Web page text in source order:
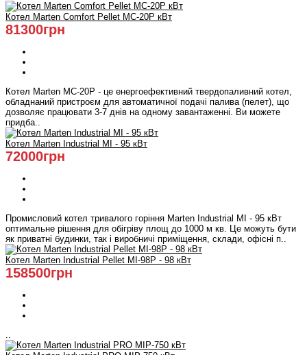
Котел Marten Comfort Pellet MC-20P кВт
81300грн
Котел Marten MC-20P - це енергоефективний твердопаливний котел,
обладнаний пристроєм для автоматичної подачі палива (пелет), що
дозволяє працювати 3-7 днів на одному завантаженні. Ви можете
придба..
Котел Marten Industrial MI - 95 кВт
72000грн
Промисловий котел тривалого горіння Marten Industrial MI - 95 кВт
оптимальне рішення для обігріву площ до 1000 м кв. Це можуть бути
як приватні будинки, так і виробничі приміщення, склади, офісні п..
Котел Marten Industrial Pellet MI-98P - 98 кВт
158500грн
..